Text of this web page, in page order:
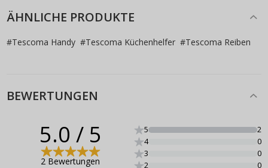
ÄHNLICHE PRODUKTE
#Tescoma Handy #Tescoma Küchenhelfer #Tescoma Reiben
BEWERTUNGEN
5.0 / 5
2 Bewertungen
5
2
4
0
3
0
2
0